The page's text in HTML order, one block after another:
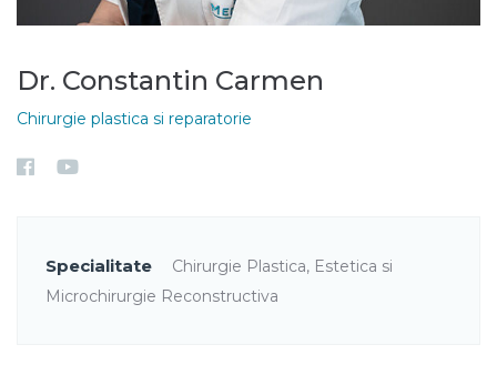
Dr. Constantin Carmen
Chirurgie plastica si reparatorie
Specialitate
Chirurgie Plastica, Estetica si
Microchirurgie Reconstructiva